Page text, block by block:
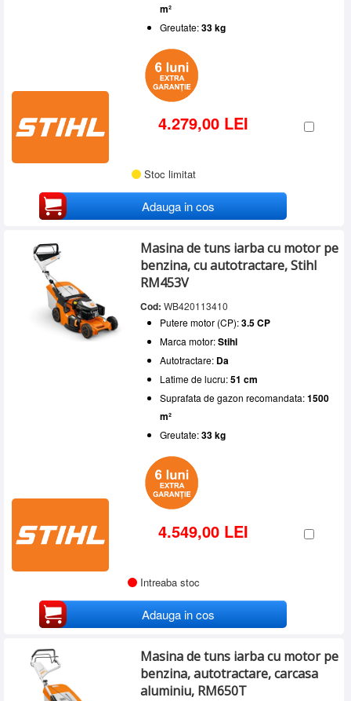
m²
Greutate:33 kg
4.279,00 LEI
Stoc limitat
Adauga in cos
Masina de tuns iarba cu motor pe
benzina, cu autotractare, Stihl
RM453V
Cod: WB420113410
Putere motor (CP):3.5 CP
Marca motor:Stihl
Autotractare: Da
Latime de lucru:51 cm
Suprafata de gazon recomandata:1500
m²
Greutate:33 kg
4.549,00 LEI
Intreaba stoc
Adauga in cos
Masina de tuns iarba cu motor pe
benzina, autotractare, carcasa
aluminiu, RM650T